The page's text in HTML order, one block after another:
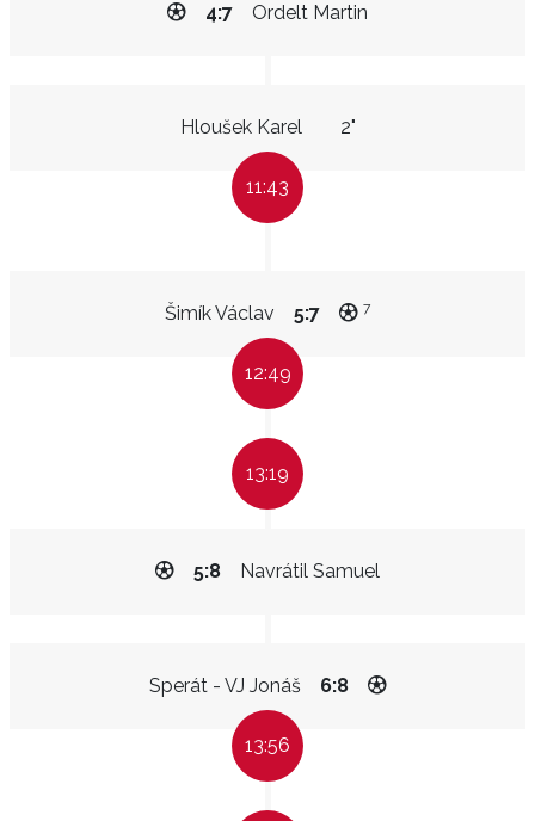
Ordelt Martin
4:7
Hloušek Karel 2"
11:43
Šimík Václav 5:7 7
12:49
13:19
Navrátil Samuel
5:8
Sperát - VJ Jonáš 6:8
13:56